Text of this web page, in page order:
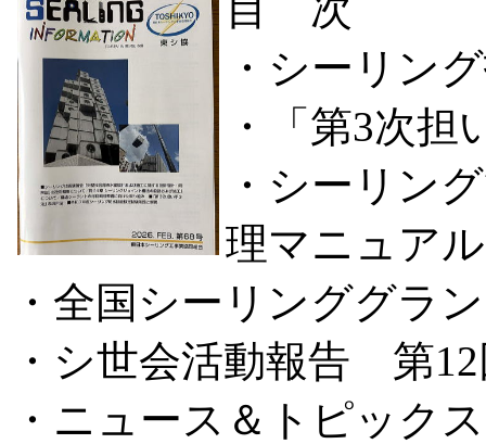
・シーリン
・「第3次担
・シーリン
理マニュアル
・全国シーリンググラ
・シ世会活動報告 第
・ニュース＆トピックス